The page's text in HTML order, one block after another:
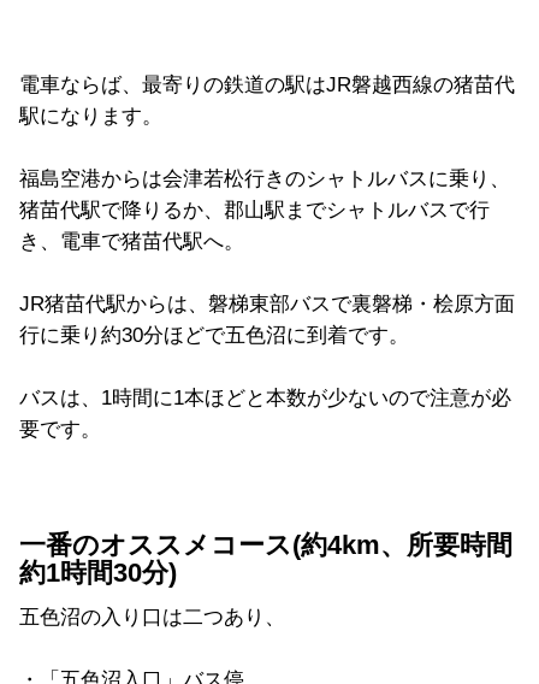
電車ならば、最寄りの鉄道の駅はJR磐越西線の猪苗代
駅になります。
福島空港からは会津若松行きのシャトルバスに乗り、
猪苗代駅で降りるか、郡山駅までシャトルバスで行
き、電車で猪苗代駅へ。
JR猪苗代駅からは、磐梯東部バスで裏磐梯・桧原方面
行に乗り約30分ほどで五色沼に到着です。
バスは、1時間に1本ほどと本数が少ないので注意が必
要です。
一番のオススメコース(約4km、所要時間
約1時間30分)
五色沼の入り口は二つあり、
・「五色沼入口」バス停